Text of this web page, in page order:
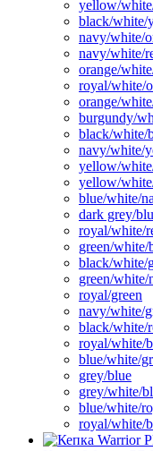
yellow/
black/white/
navy/white/
navy/white/
orange/
royal/white/
orange/
burgundy/
black/white/
navy/white/
yellow/
yellow/
blue/white/
dark grey/
royal/white/
green/white/
black/white/
green/white/
royal/green
navy/white/
black/white/
royal/white/
blue/white/
grey/blue
grey/white/
blue/white/
royal/white/